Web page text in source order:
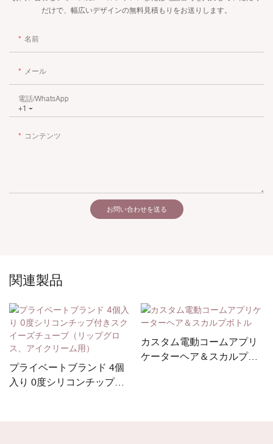
だけで、幅広いデザインの無料見積もりをお送りします。
名前
メール
+1
電話/WhatsApp
コンテンツ
お問い合わせを送る
関連製品
プライベートブランド 4個
入り 0度シリコンチップ付
カスタム電動コームアプリ
ケーターヘア＆スカルプボ